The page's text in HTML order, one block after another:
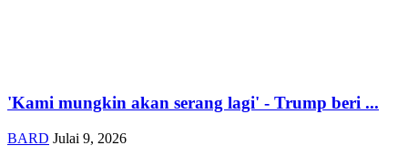
'Kami mungkin akan serang lagi' - Trump beri ...
BARD Julai 9, 2026